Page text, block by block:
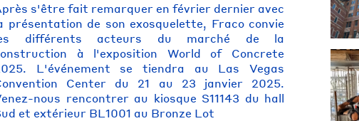
s'être fait remarquer en février dernier avec
présentation de son exosquelette, Fraco convie
différents acteurs du marché de la
à l'exposition World of Concrete
L'événement se tiendra au Las Vegas
Center du 21 au 23 janvier 2025.
nous rencontrer au kiosque S11143 du hall
et extérieur BL1001 au Bronze Lot